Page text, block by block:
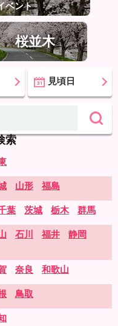
ベント
桜並木
見頃日
索
山形 福島
葉 茨城 栃木 群馬
石川 福井
静岡
奈良 和歌山
鳥取